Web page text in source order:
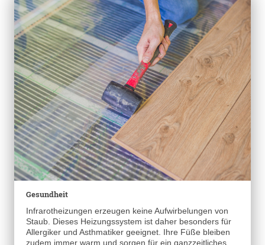
Gesundheit
Infrarotheizungen erzeugen keine Aufwirbelungen von
Staub. Dieses Heizungssystem ist daher besonders für
Allergiker und Asthmatiker geeignet. Ihre Füße bleiben
zudem immer warm und sorgen für ein ganzzeitliches